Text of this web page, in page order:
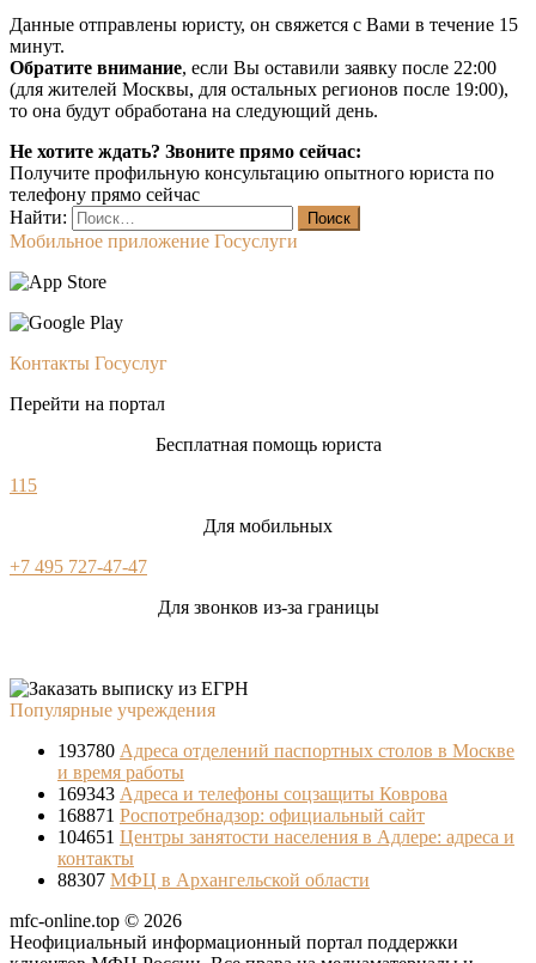
Данные отправлены юристу, он свяжется с Вами в течение 15
минут.
Обратите внимание, если Вы оставили заявку после 22:00
(для жителей Москвы, для остальных регионов после 19:00),
то она будут обработана на следующий день.
Не хотите ждать? Звоните прямо сейчас:
Получите профильную консультацию опытного юриста по
телефону прямо сейчас
Найти:
Мобильное приложение Госуслуги
Контакты Госуслуг
Перейти на портал
Бесплатная помощь юриста
115
Для мобильных
+7 495 727-47-47
Для звонков из-за границы
Популярные учреждения
193780 Адреса отделений паспортных столов в Москве
и время работы
169343 Адреса и телефоны соцзащиты Коврова
168871 Роспотребнадзор: официальный сайт
104651 Центры занятости населения в Адлере: адреса и
контакты
88307 МФЦ в Архангельской области
mfc-online.top © 2026
Неофициальный информационный портал поддержки